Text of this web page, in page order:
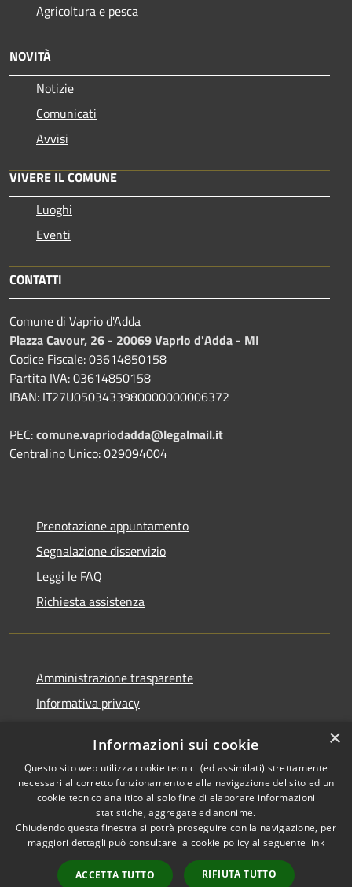
Agricoltura e pesca
NOVITÀ
Notizie
Comunicati
Avvisi
VIVERE IL COMUNE
Luoghi
Eventi
CONTATTI
Comune di Vaprio d'Adda
Piazza Cavour, 26 - 20069 Vaprio d'Adda - MI
Codice Fiscale: 03614850158
Partita IVA: 03614850158
IBAN: IT27U0503433980000000006372
PEC:comune.vapriodadda@legalmail.it
Centralino Unico: 029094004
Prenotazione appuntamento
Segnalazione disservizio
Leggi le FAQ
Richiesta assistenza
Amministrazione trasparente
Informativa privacy
Dichiarazione di accessibilità
RSS
Accessibilità
Copyright © 2026 • Comune di
Vaprio d'Adda • Powered by
Municipium•
Accesso
×
Informazioni sui cookie
Questo sito web utilizza cookie tecnici (ed assimilati) strettamente
necessari al corretto funzionamento e alla navigazione del sito ed un
cookie tecnico analitico al solo fine di elaborare informazioni
statistiche, aggregate ed anonime.
Chiudendo questa finestra si potrà proseguire con la navigazione, per
maggiori dettagli può consultare la cookie policy al seguente link
ACCETTA TUTTO RIFIUTA TUTTO